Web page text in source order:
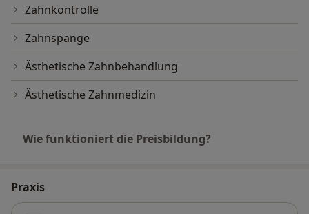
Zahnkontrolle
Zahnspange
Ästhetische Zahnbehandlung
Ästhetische Zahnmedizin
Wie funktioniert die Preisbildung?
Praxis